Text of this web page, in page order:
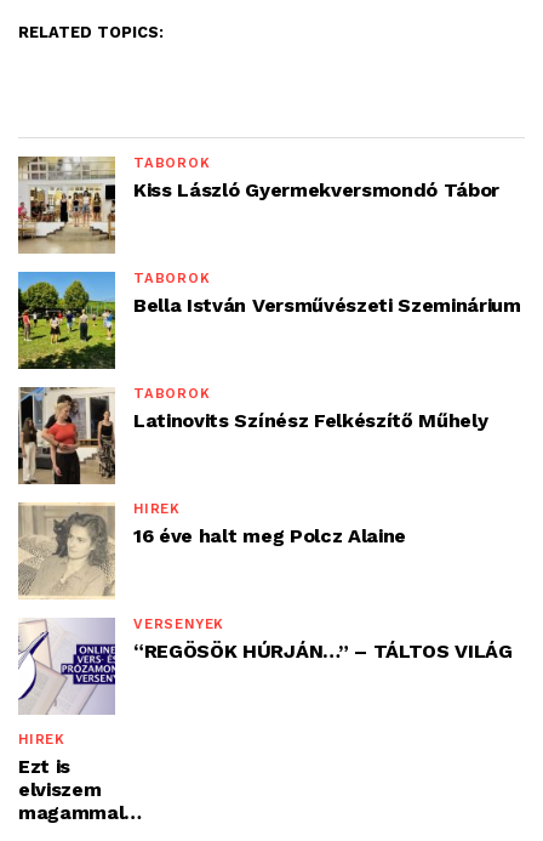
RELATED TOPICS:
TÁBOROK
Kiss László Gyermekversmondó Tábor
TÁBOROK
Bella István Versművészeti Szeminárium
TÁBOROK
Latinovits Színész Felkészítő Műhely
HÍREK
16 éve halt meg Polcz Alaine
VERSENYEK
“REGÖSÖK HÚRJÁN…” – TÁLTOS VILÁG
HÍREK
Ezt is
elviszem
magammal…